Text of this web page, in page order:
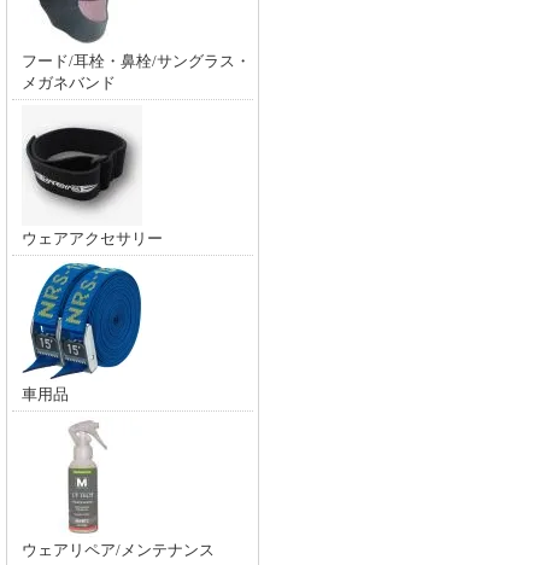
フード/耳栓・鼻栓/サングラス・
メガネバンド
ウェアアクセサリー
車用品
ウェアリペア/メンテナンス